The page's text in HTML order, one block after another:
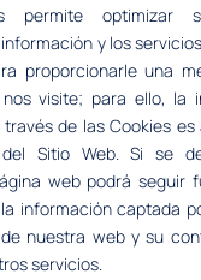
permite optimizar
y los
proporcionarle una
visite; para ello, la
de las Cookies es
del Sitio Web. Si se
web podrá seguir
información captada
nuestra web y su
servicios.